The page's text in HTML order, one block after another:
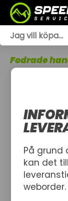
Fodrade
På grund
kan det
weborder.